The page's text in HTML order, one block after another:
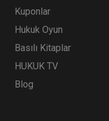
Kuponlar
Hukuk Oyun
Basılı Kitaplar
HUKUK TV
Blog